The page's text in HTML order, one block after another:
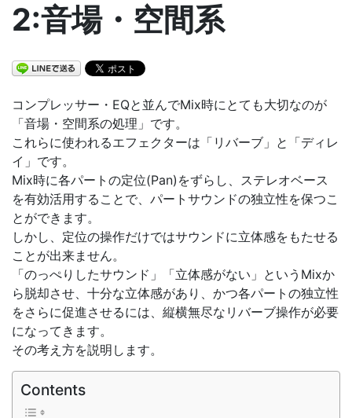
2:音場・空間系
コンプレッサー・EQと並んでMix時にとても大切なのが
「音場・空間系の処理」です。
これらに使われるエフェクターは「リバーブ」と「ディレ
イ」です。
Mix時に各パートの定位(Pan)をずらし、ステレオベース
を有効活用することで、パートサウンドの独立性を保つこ
とができます。
しかし、定位の操作だけではサウンドに立体感をもたせる
ことが出来ません。
「のっぺりしたサウンド」「立体感がない」というMixか
ら脱却させ、十分な立体感があり、かつ各パートの独立性
をさらに促進させるには、縦横無尽なリバーブ操作が必要
になってきます。
その考え方を説明します。
Contents